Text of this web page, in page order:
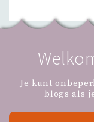
Aangesloten
Je kunt
blogs als